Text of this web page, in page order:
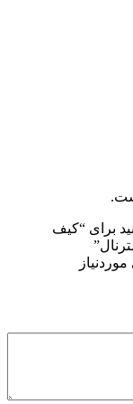
برای “کیف